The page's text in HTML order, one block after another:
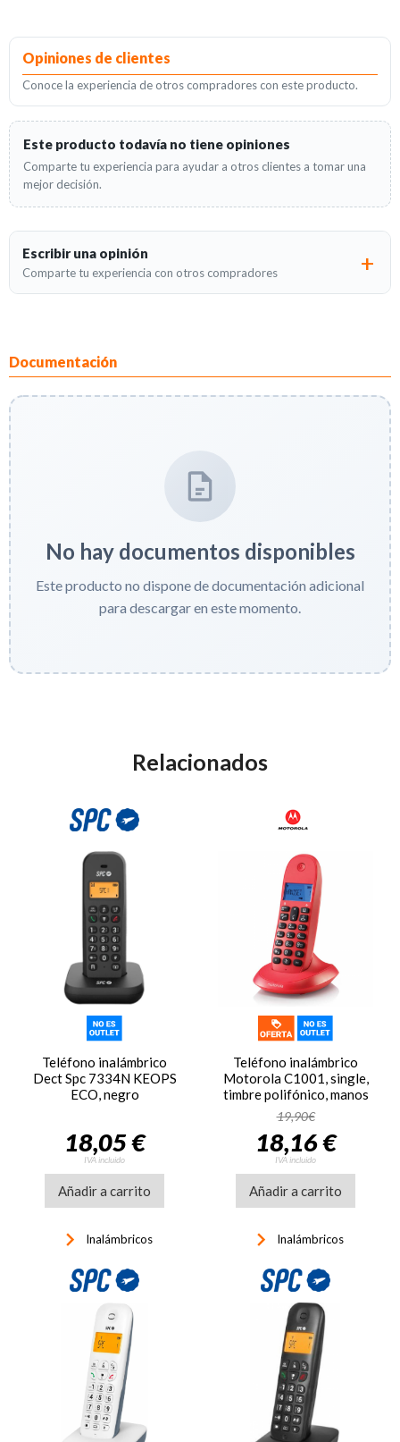
Opiniones de clientes
Conoce la experiencia de otros compradores con este producto.
Este producto todavía no tiene opiniones
Comparte tu experiencia para ayudar a otros clientes a tomar una
mejor decisión.
Escribir una opinión
Comparte tu experiencia con otros compradores
Documentación
No hay documentos disponibles
Este producto no dispone de documentación adicional
para descargar en este momento.
Relacionados
Teléfono inalámbrico
Dect Spc 7334N KEOPS
ECO, negro
18,05 €
IVA incluido
Añadir a carrito
keyboard_arrow_right Inalámbricos
Teléfono inalámbrico
Motorola C1001, single,
timbre polifónico, manos
libres, LCD
retroiluminado, ref.
MOT31C1001R, rojo
19,90€
18,16 €
IVA incluido
Añadir a carrito
keyboard_arrow_right Inalámbricos